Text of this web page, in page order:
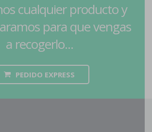
cualquier producto y
para que vengas
a recogerlo...
PEDIDO EXPRESS